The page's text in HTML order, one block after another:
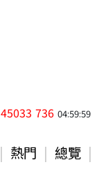
45033 736 04:59:59
熱門 總覽